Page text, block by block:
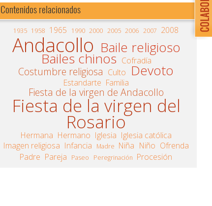
Contenidos relacionados
1935 1958 1965 1990 2000 2005 2006 2007 2008
Andacollo Baile religioso
Bailes chinos Cofradía
Costumbre religiosa Culto Devoto
Estandarte Familia
Fiesta de la virgen de Andacollo
Fiesta de la virgen del
Rosario
Hermana Hermano Iglesia Iglesia católica
Imagen religiosa Infancia Madre Niña Niño Ofrenda
Padre Pareja Paseo Peregrinación Procesión